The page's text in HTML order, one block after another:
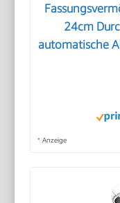
24cm
automatische
* Anzeige